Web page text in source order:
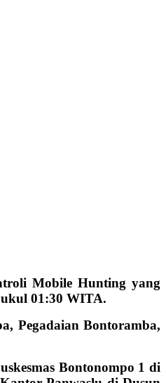
Mobile Hunting yang
01:30 WITA.
Pegadaian Bontoramba,
Bontonompo 1 di